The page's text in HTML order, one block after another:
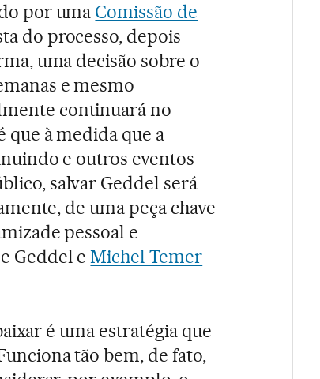
por uma Comissão de
do processo, depois
uma decisão sobre o
e mesmo
continuará no
que à medida que a
e outros eventos
salvar Geddel será
de uma peça chave
pessoal e
Geddel eMichel Temer
é uma estratégia que
tão bem, de fato,